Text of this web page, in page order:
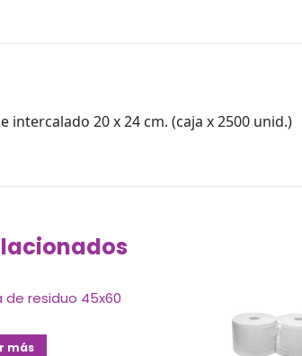
intercalado 20 x 24 cm. (caja x 2500 unid.)
de residuo 45x60
más